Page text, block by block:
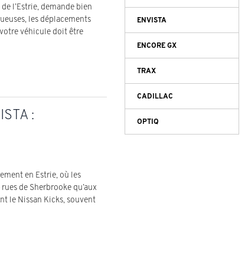
l’Estrie, demande bien
les déplacements
véhicule doit être
:
en Estrie, où les
de Sherbrooke qu’aux
le Nissan Kicks, souvent
ENVISTA
ENCORE GX
TRAX
CADILLAC
OPTIQ